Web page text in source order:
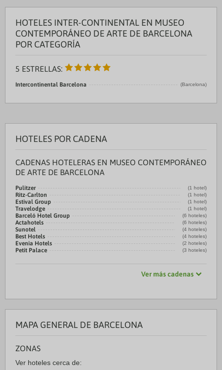
HOTELES INTER-CONTINENTAL EN MUSEO
CONTEMPORÁNEO DE ARTE DE BARCELONA
POR CATEGORÍA
5 ESTRELLAS:
Intercontinental Barcelona (Barcelona)
HOTELES POR CADENA
CADENAS HOTELERAS EN MUSEO CONTEMPORÁNEO
DE ARTE DE BARCELONA
Pulitzer (1 hotel)
Ritz-Carlton (1 hotel)
Estival Group (1 hotel)
Travelodge (1 hotel)
Barceló Hotel Group (6 hoteles)
Actahotels (6 hoteles)
Sunotel (4 hoteles)
Best Hotels (4 hoteles)
Evenia Hotels (2 hoteles)
Petit Palace (3 hoteles)
Ver más cadenas
MAPA GENERAL DE BARCELONA
ZONAS
Ver hoteles cerca de: